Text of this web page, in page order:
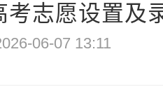
考志愿设置及
06-07 13:11